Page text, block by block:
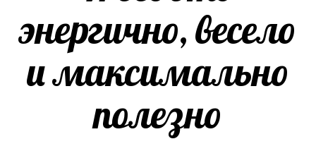
энергично, весело
и максимально
полезно